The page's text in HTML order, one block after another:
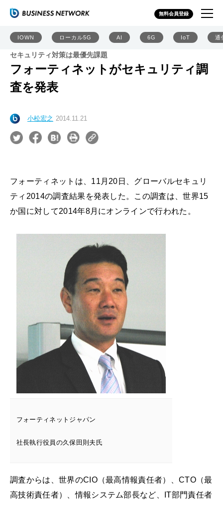
無料会員登録
IOWN ローカル5G AI 6G IoT 通
セキュリティ対策は最優先課題
フォーティネットがセキュリティ調
査を発表
小松宏之 2014.11.21
フォーティネットは、11月20日、グローバルセキュリ
ティ2014の調査結果を発表した。この調査は、世界15
か国に対して2014年8月にオンラインで行われた。
フォーティネットジャパン
社長執行役員の久保田則夫氏
調査からは、世界のCIO（最高情報責任者）、CTO（最
高技術責任者）、情報システム部長など、IT部門責任者